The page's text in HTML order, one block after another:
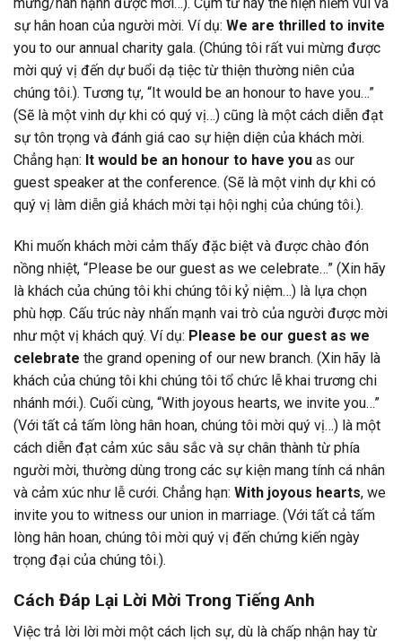
mừng/hân hạnh được mời…). Cụm từ này thể hiện niềm vui và
sự hân hoan của người mời. Ví dụ: We are thrilled to invite
you to our annual charity gala. (Chúng tôi rất vui mừng được
mời quý vị đến dự buổi dạ tiệc từ thiện thường niên của
chúng tôi.). Tương tự, “It would be an honour to have you…”
(Sẽ là một vinh dự khi có quý vị…) cũng là một cách diễn đạt
sự tôn trọng và đánh giá cao sự hiện diện của khách mời.
Chẳng hạn: It would be an honour to have you as our
guest speaker at the conference. (Sẽ là một vinh dự khi có
quý vị làm diễn giả khách mời tại hội nghị của chúng tôi.).
Khi muốn khách mời cảm thấy đặc biệt và được chào đón
nồng nhiệt, “Please be our guest as we celebrate…” (Xin hãy
là khách của chúng tôi khi chúng tôi kỷ niệm…) là lựa chọn
phù hợp. Cấu trúc này nhấn mạnh vai trò của người được mời
như một vị khách quý. Ví dụ: Please be our guest as we
celebrate the grand opening of our new branch. (Xin hãy là
khách của chúng tôi khi chúng tôi tổ chức lễ khai trương chi
nhánh mới.). Cuối cùng, “With joyous hearts, we invite you…”
(Với tất cả tấm lòng hân hoan, chúng tôi mời quý vị…) là một
cách diễn đạt cảm xúc sâu sắc và sự chân thành từ phía
người mời, thường dùng trong các sự kiện mang tính cá nhân
và cảm xúc như lễ cưới. Chẳng hạn: With joyous hearts, we
invite you to witness our union in marriage. (Với tất cả tấm
lòng hân hoan, chúng tôi mời quý vị đến chứng kiến ngày
trọng đại của chúng tôi.).
Cách Đáp Lại Lời Mời Trong Tiếng Anh
Việc trả lời lời mời một cách lịch sự, dù là chấp nhận hay từ